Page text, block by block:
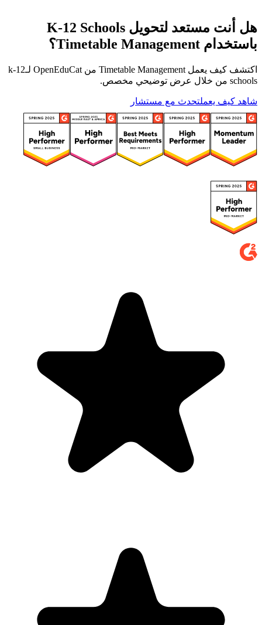
هل أنت مستعد لتحويل K-12 Schools
باستخدام Timetable Management؟
اكتشف كيف يعمل Timetable Management من OpenEduCat لـk-12
schools من خلال عرض توضيحي مخصص.
شاهد كيف يعملتحدث مع مستشار